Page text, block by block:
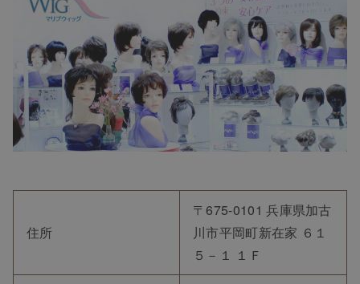
住所
〒675-0101 兵庫県加古
川市平岡町新在家 ６１
５－１ １Ｆ